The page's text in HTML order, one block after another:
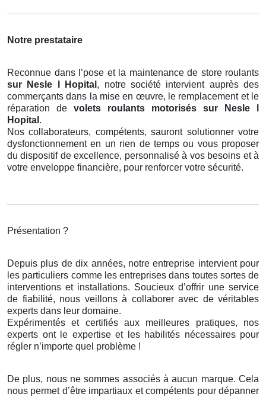
Notre prestataire
Reconnue dans l’pose et la maintenance de store roulants
sur Nesle l Hopital , notre société intervient auprès des
commerçants dans la mise en œuvre, le remplacement et le
réparation de volets roulants motorisés
sur Nesle l
Hopital .
Nos collaborateurs, compétents, sauront solutionner votre
dysfonctionnement en un rien de temps ou vous proposer
du dispositif de excellence, personnalisé à vos besoins et à
votre enveloppe financière, pour renforcer votre sécurité.
Présentation ?
Depuis plus de dix années, notre entreprise intervient pour
les particuliers comme les entreprises dans toutes sortes de
interventions et installations. Soucieux d’offrir une service
de fiabilité, nous veillons à collaborer avec de véritables
experts dans leur domaine.
Expérimentés et certifiés aux meilleures pratiques, nos
experts ont le expertise et les habilités nécessaires pour
régler n’importe quel problème !
De plus, nous ne sommes associés à aucun marque. Cela
nous permet d’être impartiaux et compétents pour dépanner